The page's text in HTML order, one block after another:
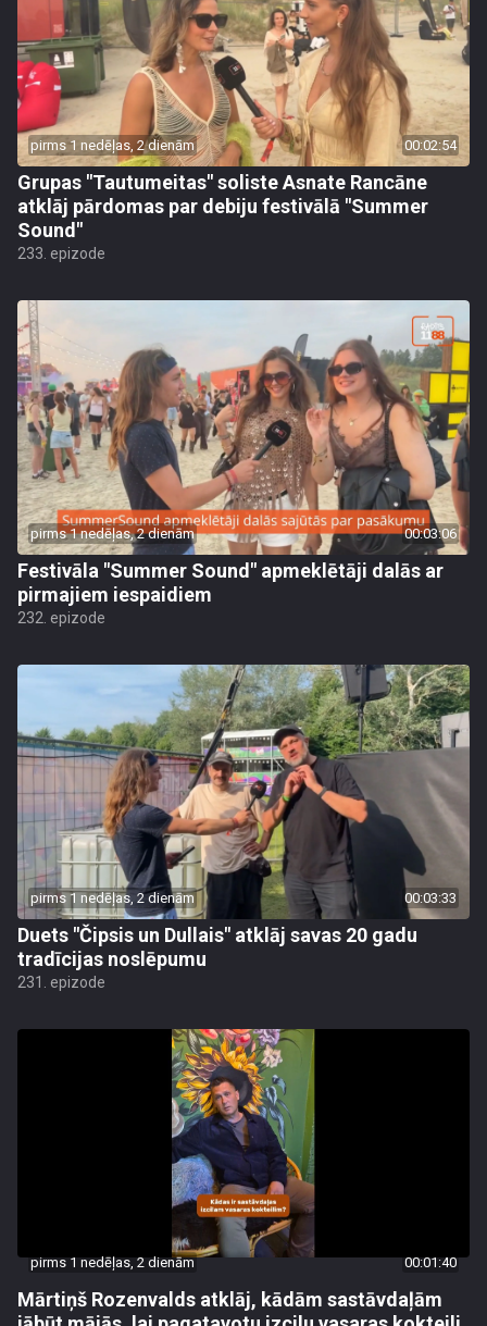
pirms 1 nedēļas, 2 dienām 00:02:54
Grupas "Tautumeitas" soliste Asnate Rancāne
atklāj pārdomas par debiju festivālā "Summer
Sound"
233. epizode
pirms 1 nedēļas, 2 dienām 00:03:06
Festivāla "Summer Sound" apmeklētāji dalās ar
pirmajiem iespaidiem
232. epizode
pirms 1 nedēļas, 2 dienām 00:03:33
Duets "Čipsis un Dullais" atklāj savas 20 gadu
tradīcijas noslēpumu
231. epizode
pirms 1 nedēļas, 2 dienām 00:01:40
Mārtiņš Rozenvalds atklāj, kādām sastāvdaļām